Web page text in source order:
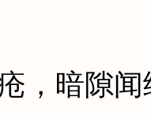
暗隙闻